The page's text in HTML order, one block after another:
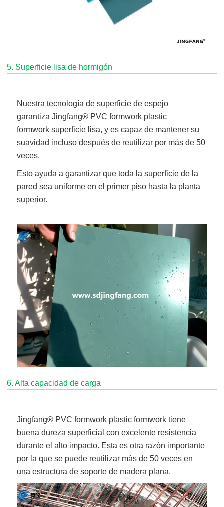
5. Superficie lisa de hormigón
Nuestra tecnología de superficie de espejo
garantizaJingfang® PVC formwork plastic
formwork superficie lisa, y es capaz de mantener su
suavidad incluso después de reutilizar por más de 50
veces.
Esto ayuda a garantizar que toda la superficie de la
pared sea uniforme en el primer piso hasta la planta
superior.
6. Alta capacidad de carga
Jingfang® PVC formwork plastic formwork tiene
buena dureza superficial con excelente resistencia
durante el alto impacto. Esta es otra razón importante
por la que se puede reutilizar más de 50 veces en
una estructura de soporte de madera plana.